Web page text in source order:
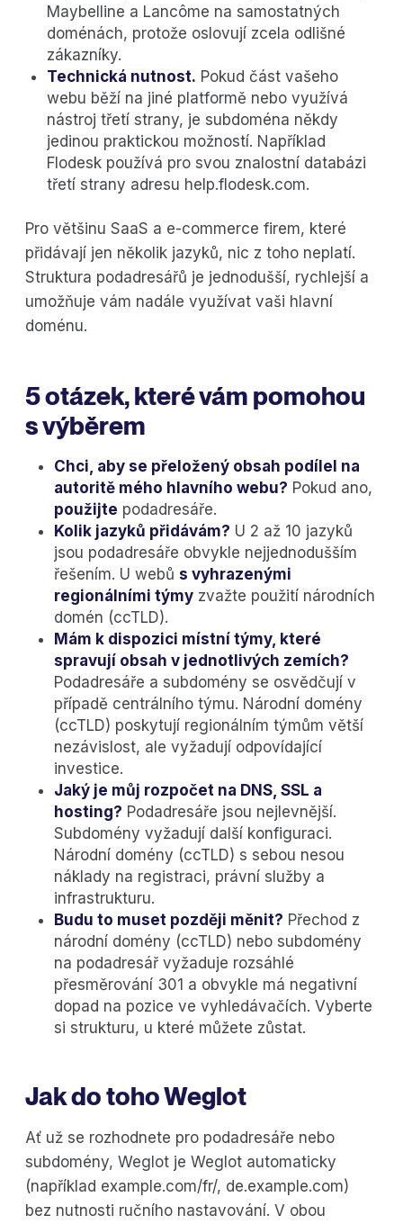
Maybelline a Lancôme na samostatných
doménách, protože oslovují zcela odlišné
zákazníky.
Technická nutnost. Pokud část vašeho
webu běží na jiné platformě nebo využívá
nástroj třetí strany, je subdoména někdy
jedinou praktickou možností. Například
Flodesk používá pro svou znalostní databázi
třetí strany adresu help.flodesk.com.
Pro většinu SaaS a e-commerce firem, které
přidávají jen několik jazyků, nic z toho neplatí.
Struktura podadresářů je jednodušší, rychlejší a
umožňuje vám nadále využívat vaši hlavní
doménu.
5 otázek, které vám pomohou
s výběrem
Chci, aby se přeložený obsah podílel na
autoritě mého hlavního webu? Pokud ano,
použijte podadresáře.
Kolik jazyků přidávám? U 2 až 10 jazyků
jsou podadresáře obvykle nejjednodušším
řešením. U webů s vyhrazenými
regionálními týmy zvažte použití národních
domén (ccTLD).
Mám k dispozici místní týmy, které
spravují obsah v jednotlivých zemích?
Podadresáře a subdomény se osvědčují v
případě centrálního týmu. Národní domény
(ccTLD) poskytují regionálním týmům větší
nezávislost, ale vyžadují odpovídající
investice.
Jaký je můj rozpočet na DNS, SSL a
hosting? Podadresáře jsou nejlevnější.
Subdomény vyžadují další konfiguraci.
Národní domény (ccTLD) s sebou nesou
náklady na registraci, právní služby a
infrastrukturu.
Budu to muset později měnit? Přechod z
národní domény (ccTLD) nebo subdomény
na podadresář vyžaduje rozsáhlé
přesměrování 301 a obvykle má negativní
dopad na pozice ve vyhledávačích. Vyberte
si strukturu, u které můžete zůstat.
Jak do toho Weglot
Ať už se rozhodnete pro podadresáře nebo
subdomény, Weglot je Weglot automaticky
(například example.com/fr/, de.example.com)
bez nutnosti ručního nastavování. V obou